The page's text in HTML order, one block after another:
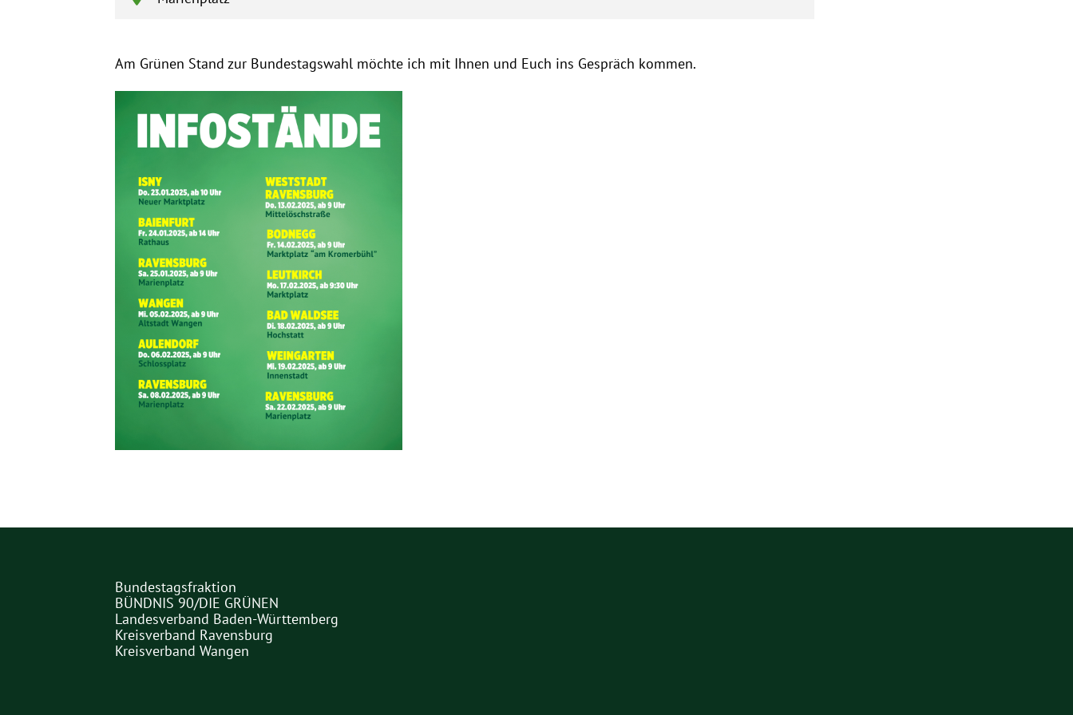
Am Grünen Stand zur Bundestagswahl möchte ich mit Ihnen und Euch ins Gespräch kommen.
Partner
Links
Bundestagsfraktion
BÜNDNIS 90/DIE GRÜNEN
Landesverband Baden-Württemberg
Kreisverband Ravensburg
Kreisverband Wangen